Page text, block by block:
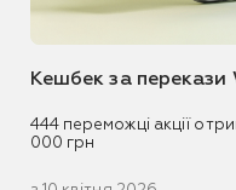
Кешбек за
444 переможці акції
000 грн